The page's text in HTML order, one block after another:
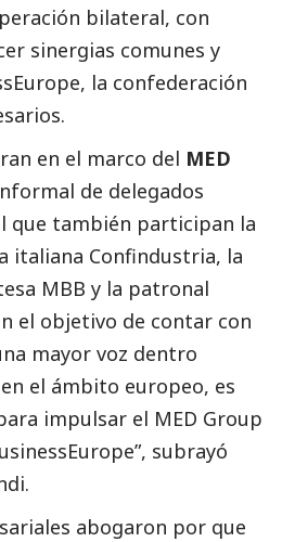
bilateral, con
sinergias comunes y
la confederación
en el marco del MED
de delegados
que también participan la
italiana Confindustria, la
MBB y la patronal
el objetivo de contar con
mayor voz dentro
el ámbito europeo, es
impulsar el MED Group
subrayó
abogaron por que